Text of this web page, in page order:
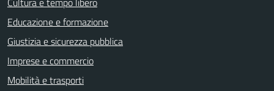
Educazione e formazione
Giustizia e sicurezza pubblica
Imprese e commercio
Mobilità e trasporti